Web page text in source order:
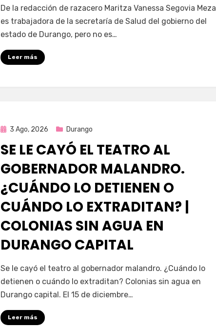
porFernando Miranda Servín
De la redacción de razacero Maritza Vanessa Segovia Meza
es trabajadora de la secretaría de Salud del gobierno del
estado de Durango, pero no es…
Leer más
Publicada
3 Ago, 2026 Durango
SE LE CAYÓ EL TEATRO AL
GOBERNADOR MALANDRO.
¿CUÁNDO LO DETIENEN O
CUÁNDO LO EXTRADITAN? |
COLONIAS SIN AGUA EN
DURANGO CAPITAL
porFernando Miranda Servín
Se le cayó el teatro al gobernador malandro. ¿Cuándo lo
detienen o cuándo lo extraditan? Colonias sin agua en
Durango capital. El 15 de diciembre…
Leer más